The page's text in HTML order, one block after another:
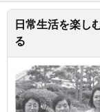
日常生活を楽し
る